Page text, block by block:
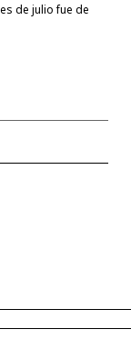
de julio fue de